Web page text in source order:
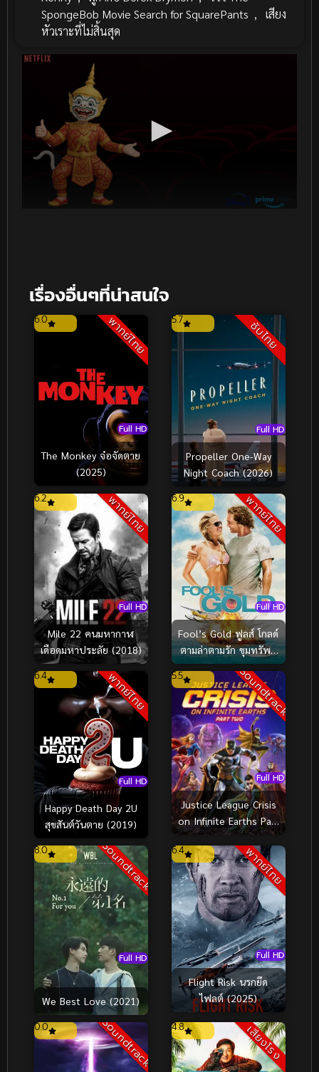
SpongeBob Movie Search for SquarePants ,
เสียง
หัวเราะที่ไม่สิ้นสุด
เรื่องอื่นๆที่น่าสนใจ
พากย์ไทย
Full HD
6.0
The Monkey จ๋อจัดตาย
(2025)
ซับไทย
Full HD
5.7
Propeller One-Way
Night Coach (2026)
พากย์ไทย
Full HD
6.2
Mile 22 คนมหากาฬ
เดือดมหาประลัย (2018)
พากย์ไทย
Full HD
6.9
Fool’s Gold ฟูลส์ โกลด์
ตามล่าตามรัก ขุมทรัพย์
มหาภัย (2008)
พากย์ไทย
Full HD
6.4
Happy Death Day 2U
สุขสันต์วันตาย (2019)
Soundtrack
Full HD
5.5
Justice League Crisis
on Infinite Earths Part
Two (2024) จัสติซ ลีก
วิกฤติบนโลกที่ไม่สิ้นสุด
ตอนที่ 2
Soundtrack
Full HD
8.0
We Best Love (2021)
พากย์ไทย
Full HD
6.4
Flight Risk นรกยึด
ไฟลต์ (2025)
Soundtrack
0.0 เสียงโรง
4.8